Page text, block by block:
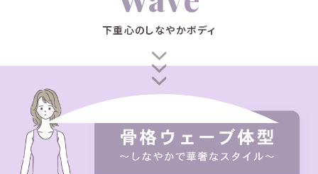
下重心のしなやかボディ